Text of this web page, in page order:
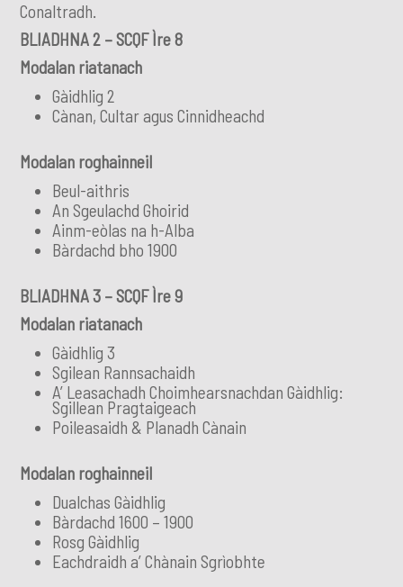
Conaltradh.
BLIADHNA 2 – SCQF Ìre 8
Modalan riatanach
Gàidhlig 2
Cànan, Cultar agus Cinnidheachd
Modalan roghainneil
Beul-aithris
An Sgeulachd Ghoirid
Ainm-eòlas na h-Alba
Bàrdachd bho 1900
BLIADHNA 3 – SCQF Ìre 9
Modalan riatanach
Gàidhlig 3
Sgilean Rannsachaidh
A’ Leasachadh Choimhearsnachdan Gàidhlig:
Sgillean Pragtaigeach
Poileasaidh & Planadh Cànain
Modalan roghainneil
Dualchas Gàidhlig
Bàrdachd 1600 – 1900
Rosg Gàidhlig
Eachdraidh a’ Chànain Sgrìobhte